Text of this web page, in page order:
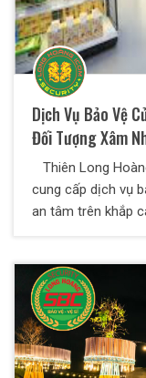
Dịch Vụ Bảo Vệ
Đối Tượng Xâm
Thiên Long
cung cấp dịch vụ
an tâm trên khắp